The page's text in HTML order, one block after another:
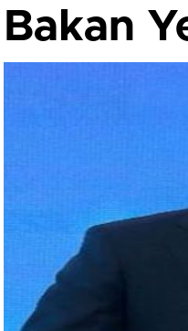
Bakan